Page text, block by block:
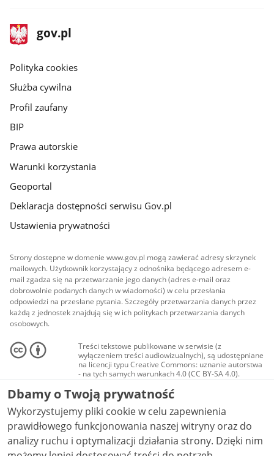
stopka
gov.pl
Strona
gov.pl
gov.pl
Polityka cookies
Służba cywilna
Profil zaufany
BIP
Prawa autorskie
Warunki korzystania
Geoportal
Deklaracja dostępności serwisu Gov.pl
Ustawienia prywatności
Strony dostępne w domenie www.gov.pl mogą zawierać adresy skrzynek
mailowych. Użytkownik korzystający z odnośnika będącego adresem e-
mail zgadza się na przetwarzanie jego danych (adres e-mail oraz
dobrowolnie podanych danych w wiadomości) w celu przesłania
odpowiedzi na przesłane pytania. Szczegóły przetwarzania danych przez
każdą z jednostek znajdują się w ich politykach przetwarzania danych
osobowych.
Treści tekstowe publikowane w serwisie (z
wyłączeniem treści audiowizualnych), są udostępniane
na licencji typu Creative Commons: uznanie autorstwa
- na tych samych warunkach 4.0 (CC BY-SA 4.0).
Materiały audiowizualne, w tym zdjęcia, materiały
audio i wideo, są udostępniane na licencji typu
Creative Commons: uznanie autorstwa użycie
niekomercyjne - bez utworów zależnych 4.0 (CC BY-
NC-ND 4.0), o ile nie jest to stwierdzone inaczej.
Dbamy o Twoją prywatność
Wykorzystujemy pliki cookie w celu zapewnienia
prawidłowego funkcjonowania naszej witryny oraz do
analizy ruchu i optymalizacji działania strony. Dzięki nim